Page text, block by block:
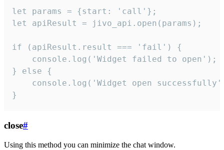
let params = {start: 'call'};
let apiResult = jivo_api.open(params);
if (apiResult.result === 'fail') {
    console.log('Widget failed to open');
} else {
console.log('Widget open
}
close#
Using this method you can minimize the chat window.